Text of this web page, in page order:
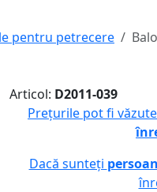
pentru petrecere
Articol: D2011-039
Prețurile pot fi
Dacă sunteți